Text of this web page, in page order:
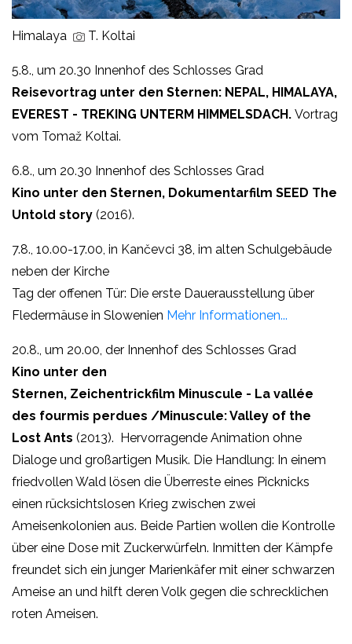
Himalaya T. Koltai
5.8., um 20.30 Innenhof des Schlosses Grad
Reisevortrag unter den Sternen: NEPAL, HIMALAYA,
EVEREST - TREKING UNTERM HIMMELSDACH . Vortrag
vom Tomaž Koltai.
6.8., um 20.30 Innenhof des Schlosses Grad
Kino unter den Sternen, Dokumentarfilm SEED The
Untold story (2016).
7.8., 10.00-17.00, in Kančevci 38, im alten Schulgebäude
neben der Kirche
Tag der offenen Tür: Die erste Dauerausstellung über
Fledermäuse in Slowenien Mehr Informationen...
20.8., um 20.00, der Innenhof des Schlosses Grad
Kino unter den
Sternen, Zeichentrickfilm Minuscule - La vallée
des fourmis perdues /Minuscule: Valley of the
Lost Ants (2013). Hervorragende Animation ohne
Dialoge und großartigen Musik. Die Handlung: In einem
friedvollen Wald lösen die Überreste eines Picknicks
einen rücksichtslosen Krieg zwischen zwei
Ameisenkolonien aus. Beide Partien wollen die Kontrolle
über eine Dose mit Zuckerwürfeln. Inmitten der Kämpfe
freundet sich ein junger Marienkäfer mit einer schwarzen
Ameise an und hilft deren Volk gegen die schrecklichen
roten Ameisen.